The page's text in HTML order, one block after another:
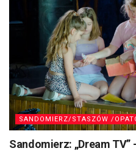
SANDOMIERZ/STASZÓW /
Sandomierz: „Dream TV”